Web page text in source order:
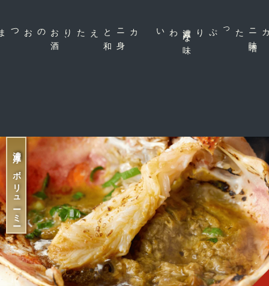
濃厚×ボリューミー
たっぷり
濃
厚
な
味
わい
カニ
身
と
和
えたり
、
お
酒